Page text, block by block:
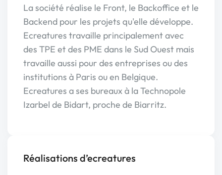
La société réalise le Front, le Backoffice et le
Backend pour les projets qu'elle développe.
Ecreatures travaille principalement avec
des TPE et des PME dans le Sud Ouest mais
travaille aussi pour des entreprises ou des
institutions à Paris ou en Belgique.
Ecreatures a ses bureaux à la Technopole
Izarbel de Bidart, proche de Biarritz.
Réalisations d’ecreatures